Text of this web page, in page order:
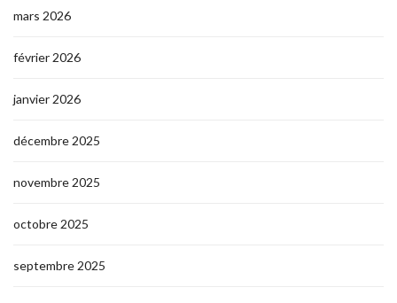
mars 2026
février 2026
janvier 2026
décembre 2025
novembre 2025
octobre 2025
septembre 2025